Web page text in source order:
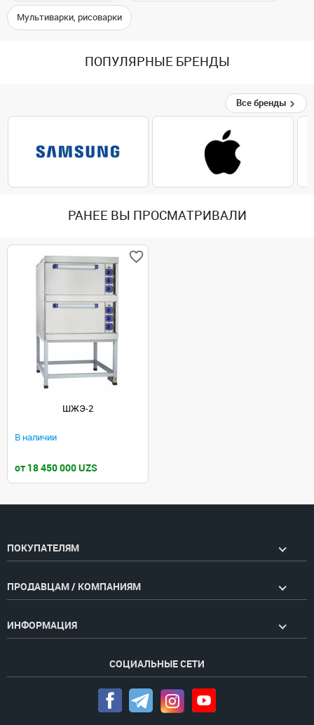
Мультиварки, рисоварки
ПОПУЛЯРНЫЕ БРЕНДЫ
Все бренды
РАНЕЕ ВЫ ПРОСМАТРИВАЛИ
ШЖЭ-2
В наличии
от 18 450 000 UZS
ПОКУПАТЕЛЯМ
ПРОДАВЦАМ / КОМПАНИЯМ
ИНФОРМАЦИЯ
СОЦИАЛЬНЫЕ СЕТИ